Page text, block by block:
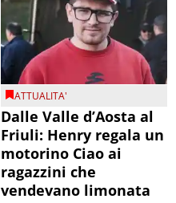
ATTUALITA'
Dalle Valle d’Aosta al
Friuli: Henry regala un
motorino Ciao ai
ragazzini che
vendevano limonata